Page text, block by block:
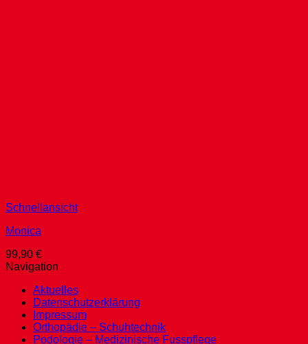
Schnellansicht
Monica
99,90 €
Navigation
Aktuelles
Datenschutzerklärung
Impressum
Orthopädie – Schuhtechnik
Podologie – Medizinische Fusspflege